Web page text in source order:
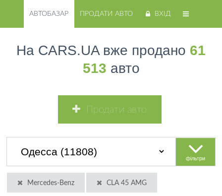
АВТОБАЗАР ПРОДАТИ АВТО ВХІД
На CARS.UA вже продано 61
513 авто
Продати авто
фільтри
Mercedes-Benz CLA 45 AMG